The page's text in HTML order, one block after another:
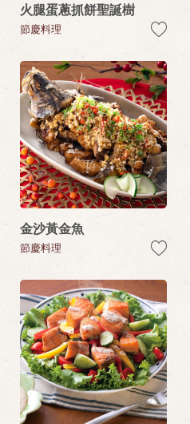
火腿蛋蔥抓餅聖誕樹
節慶料理
金沙黃金魚
節慶料理